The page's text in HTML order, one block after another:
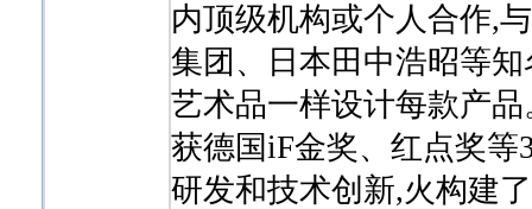
内顶级机构或个人合作,
集团、日本田中浩昭等
艺术品一样设计每款产
获德国iF金奖、红点奖
研发和技术创新,火构建